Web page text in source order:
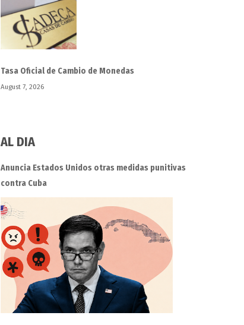
Tasa Oficial de Cambio de Monedas
August 7, 2026
AL DIA
Anuncia Estados Unidos otras medidas punitivas
contra Cuba